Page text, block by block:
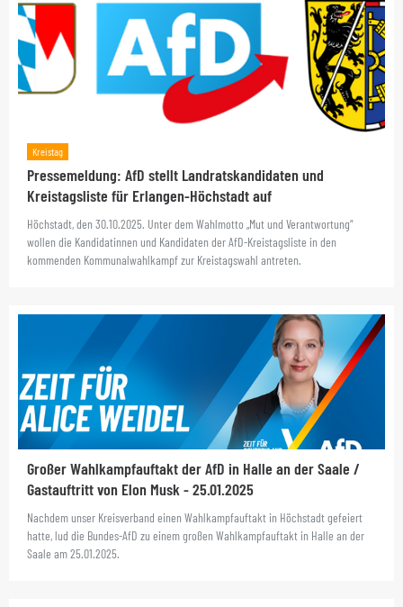
Kreistag
Pressemeldung: AfD stellt Landratskandidaten und
Kreistagsliste für Erlangen-Höchstadt auf
Höchstadt, den 30.10.2025. Unter dem Wahlmotto „Mut und Verantwortung“
wollen die Kandidatinnen und Kandidaten der AfD-Kreistagsliste in den
kommenden Kommunalwahlkampf zur Kreistagswahl antreten.
Großer Wahlkampfauftakt der AfD in Halle an der Saale /
Gastauftritt von Elon Musk - 25.01.2025
Nachdem unser Kreisverband einen Wahlkampfauftakt in Höchstadt gefeiert
hatte, lud die Bundes-AfD zu einem großen Wahlkampfauftakt in Halle an der
Saale am 25.01.2025.